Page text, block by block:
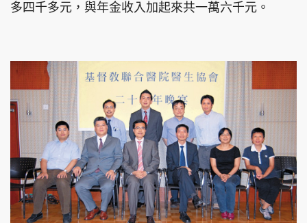
多四千多元，與年金收入加起來共一萬六千元。